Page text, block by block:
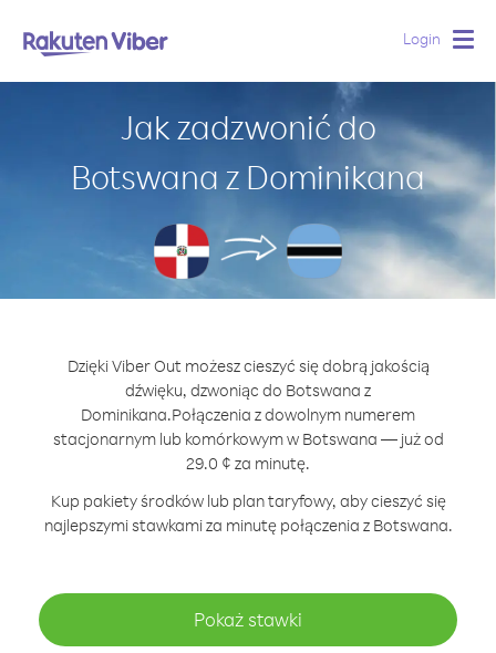
Login
Jak zadzwonić do
Botswana z Dominikana
Dzięki Viber Out możesz cieszyć się dobrą jakością
dźwięku, dzwoniąc do Botswana z
Dominikana.Połączenia z dowolnym numerem
stacjonarnym lub komórkowym w Botswana — już od
29.0 ¢ za minutę.
Kup pakiety środków lub plan taryfowy, aby cieszyć się
najlepszymi stawkami za minutę połączenia z Botswana.
Pokaż stawki